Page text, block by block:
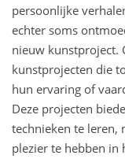
persoonlijke
echter soms
nieuw kunstproject.
kunstprojecten die
hun ervaring of
Deze projecten
technieken te leren,
plezier te hebben in